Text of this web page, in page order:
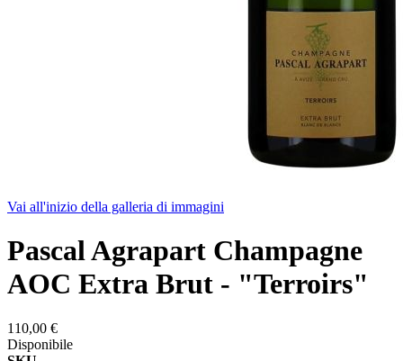
Vai all'inizio della galleria di immagini
Pascal Agrapart Champagne
AOC Extra Brut - "Terroirs"
110,00 €
Disponibile